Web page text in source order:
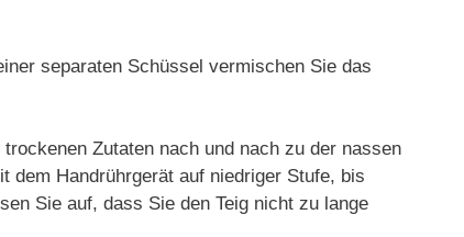
separaten Schüssel vermischen Sie das
trockenen Zutaten nach und nach zu der nassen
dem Handrührgerät auf niedriger Stufe, bis
Sie auf, dass Sie den Teig nicht zu lange